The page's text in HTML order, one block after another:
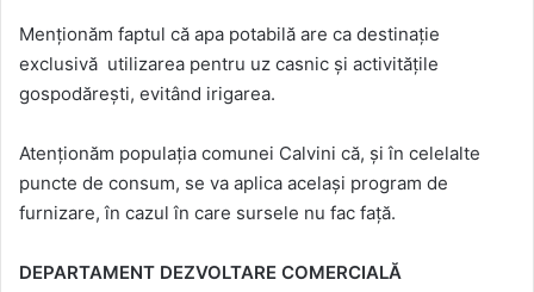
Menționăm faptul că apa potabilă are ca destinație
exclusivă utilizarea pentru uz casnic și activitățile
gospodărești, evitând irigarea.
Atenționăm populația comunei Calvini că, și în celelalte
puncte de consum, se va aplica același program de
furnizare, în cazul în care sursele nu fac față.
DEPARTAMENT DEZVOLTARE COMERCIALĂ